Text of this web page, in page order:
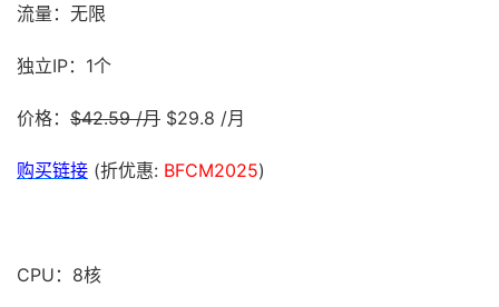
流量：无限
独立IP：1个
价格： $42.59 /月 $29.8 /月
购买链接 (折优惠: BFCM2025)
CPU：8核